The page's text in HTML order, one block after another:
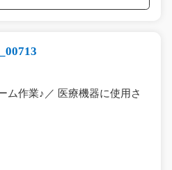
ム作業♪／ 医療機器に使用さ